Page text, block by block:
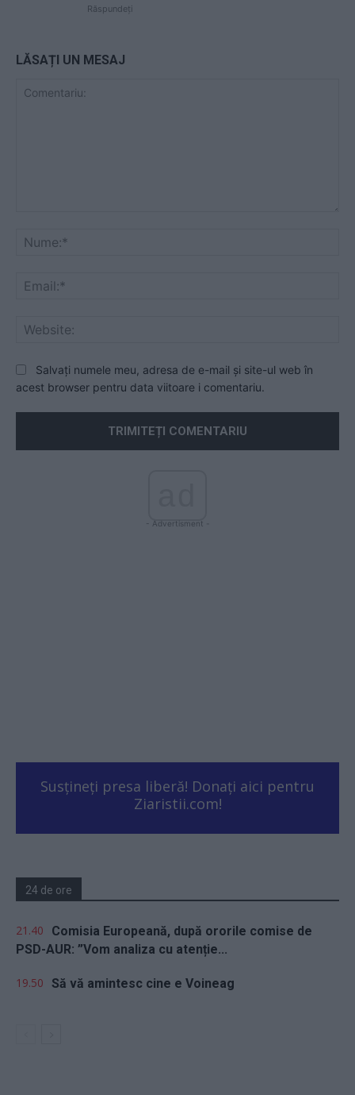
Răspundeți
LĂSAȚI UN MESAJ
Salvați numele meu, adresa de e-mail și site-ul web în
acest browser pentru data viitoare i comentariu.
- Advertisment -
Susțineți presa liberă! Donați aici pentru
Ziaristii.com!
24 de ore
21.40
Comisia Europeană, după ororile comise de
PSD-AUR: ”Vom analiza cu atenție...
19.50 Să vă amintesc cine e Voineag